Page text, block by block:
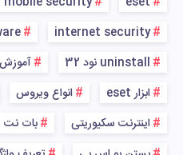
internet security
uninstall نود 32
آموزش
ابزار eset
انواع ویروس
اینترنت سکیوریتی
بات نت